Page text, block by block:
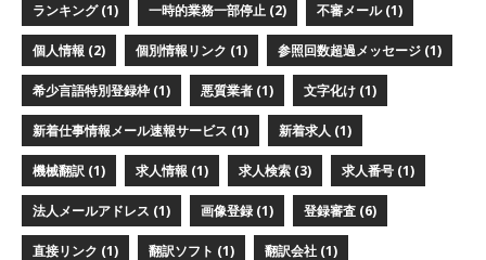
ランキング (1) 一時的業務一部停止 (2) 不審メール (1)
個人情報 (2) 個別情報リンク (1) 参照回数超過メッセージ (1)
希少言語特別登録枠 (1) 悪質業者 (1) 文字化け (1)
新着仕事情報メール速報サービス (1) 新着求人 (1)
機械翻訳 (1) 求人情報 (1) 求人検索 (3) 求人番号 (1)
法人メールアドレス (1) 画像登録 (1) 登録審査 (6)
直接リンク (1) 翻訳ソフト (1) 翻訳会社 (1)